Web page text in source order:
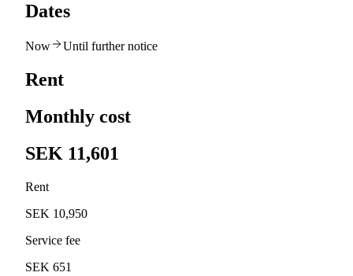
Dates
Now Until further notice
Rent
Monthly cost
SEK 11,601
Rent
SEK 10,950
Service fee
SEK 651